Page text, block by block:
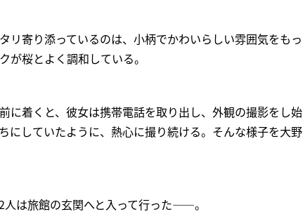
リ寄り添っているのは、小柄でかわいらしい雰囲気をも
が桜とよく調和している。
に着くと、彼女は携帯電話を取り出し、外観の撮影をし
にしていたように、熱心に撮り続ける。そんな様子を大
は旅館の玄関へと入って行った――。